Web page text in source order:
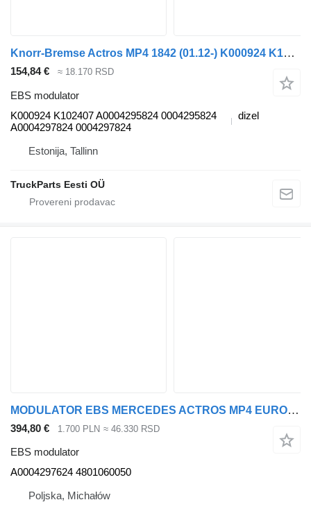
Knorr-Bremse Actros MP4 1842 (01.12-) K000924 K102407 EBS modulator za Mercedes-Benz Actros MP4 Antos Arocs (2012-) tegljača
154,84 € ≈ 18.170 RSD
EBS modulator
K000924 K102407 A0004295824 0004295824
A0004297824 0004297824
dizel
Estonija, Tallinn
TruckParts Eesti OÜ
MODULATOR EBS MERCEDES ACTROS MP4 EURO 6 REGENEROWANY A000429762 A0004297624 EBS modulator za Mercedes-Benz ACTROS MP4 EURO 6 tegljača
394,80 € 1.700 PLN ≈ 46.330 RSD
EBS modulator
A0004297624 4801060050
Poljska, Michałów